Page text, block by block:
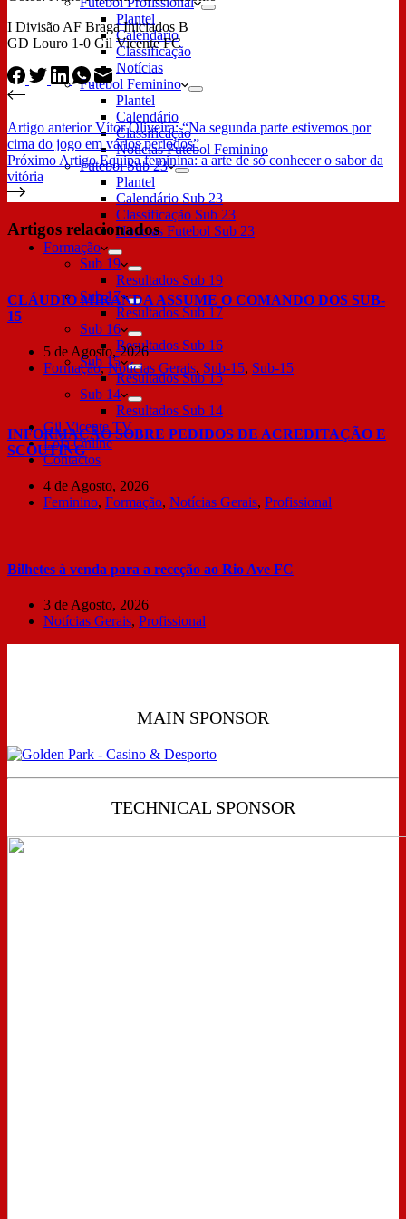
Plantel
Calendário
Classificação
Notícias
Futebol Feminino
Plantel
Calendário
Classificação
Notícias Futebol Feminino
Futebol Sub 23
Plantel
Calendário Sub 23
Classificação Sub 23
Notícias Futebol Sub 23
Formação
Sub 19
Resultados Sub 19
Sub 17
Resultados Sub 17
Sub 16
Resultados Sub 16
Sub 15
Resultados Sub 15
Sub 14
Resultados Sub 14
Gil Vicente TV
Loja Online
Contactos
I Divisão AF Braga Iniciados B
GD Louro 1-0 Gil Vicente FC
Artigo anteriorVítor Oliveira: “Na segunda parte estivemos por
cima do jogo em vários periodos”
Próximo Artigo Equipa feminina: a arte de só conhecer o sabor da
vitória
Artigos relacionados
CLÁUDIO MIRANDA ASSUME O COMANDO DOS SUB-
15
5 de Agosto, 2026
Formação,Notícias Gerais, Sub-15, Sub-15
INFORMAÇÃO SOBRE PEDIDOS DE ACREDITAÇÃO E
SCOUTING
4 de Agosto, 2026
Feminino, Formação, Notícias Gerais, Profissional
Bilhetes à venda para a receção ao Rio Ave FC
3 de Agosto, 2026
Notícias Gerais, Profissional
MAIN SPONSOR
TECHNICAL SPONSOR